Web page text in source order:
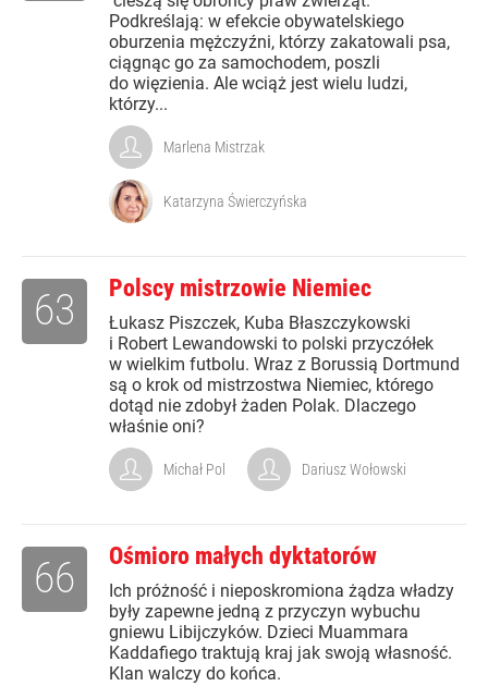
Podkreślają: w efekcie obywatelskiego
oburzenia mężczyźni, którzy zakatowali psa,
ciągnąc go za samochodem, poszli
do więzienia. Ale wciąż jest wielu ludzi,
którzy...
Marlena Mistrzak
Katarzyna Świerczyńska
Polscy mistrzowie Niemiec
Łukasz Piszczek, Kuba Błaszczykowski
i Robert Lewandowski to polski przyczółek
w wielkim futbolu. Wraz z Borussią Dortmund
są o krok od mistrzostwa Niemiec, którego
dotąd nie zdobył żaden Polak. Dlaczego
właśnie oni?
63
Michał Pol Dariusz Wołowski
Ośmioro małych dyktatorów
Ich próżność i nieposkromiona żądza władzy
były zapewne jedną z przyczyn wybuchu
gniewu Libijczyków. Dzieci Muammara
Kaddafiego traktują kraj jak swoją własność.
Klan walczy do końca.
66